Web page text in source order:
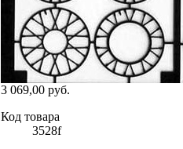
3 069,00 руб.
Код товара
3528f